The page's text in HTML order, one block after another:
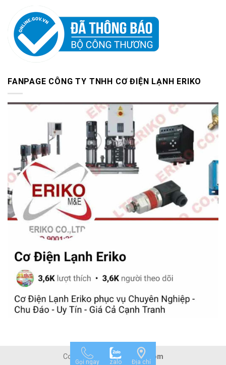
FANPAGE CÔNG TY TNHH CƠ ĐIỆN LẠNH ERIKO
Copyright 2026 © Mepvn.com
Gọi ngay zalo Địa chỉ